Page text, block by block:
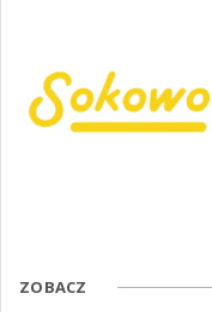
ZOBACZ